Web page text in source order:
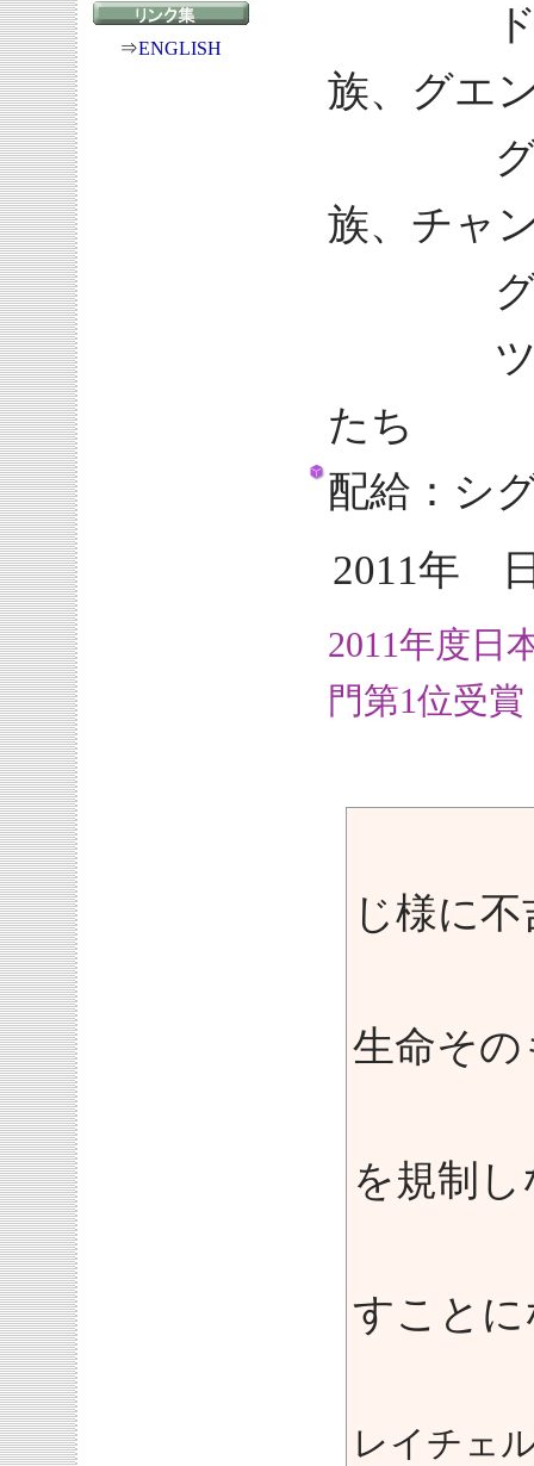
⇒ENGLISH
ド・ド
族、グエ
グエン
族、チャ
グエン
ツーズ
たち
配給：シ
2011年
2011年度日
門第1位受賞
じ様に
生命そ
を規制
すこと
レイチェ